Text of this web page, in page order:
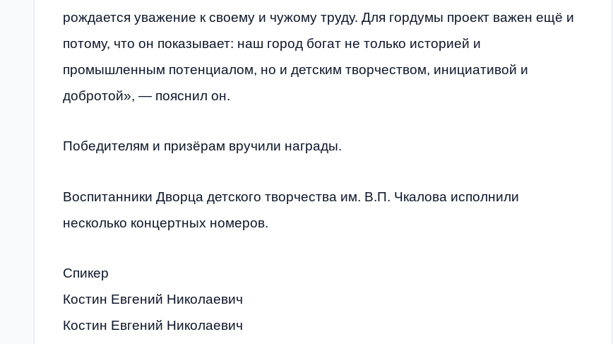
рождается уважение к своему и чужому труду. Для гордумы проект важен ещё и
потому, что он показывает: наш город богат не только историей и
промышленным потенциалом, но и детским творчеством, инициативой и
добротой», — пояснил он.
Победителям и призёрам вручили награды.
Воспитанники Дворца детского творчества им. В.П. Чкалова исполнили
несколько концертных номеров.
Спикер
Костин Евгений Николаевич
Костин Евгений Николаевич